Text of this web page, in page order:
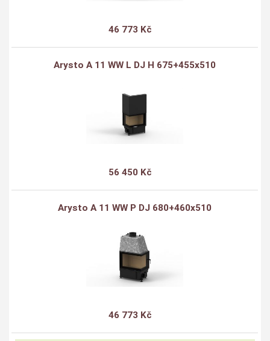
46 773 Kč
Arysto A 11 WW L DJ H 675+455x510
56 450 Kč
Arysto A 11 WW P DJ 680+460x510
46 773 Kč